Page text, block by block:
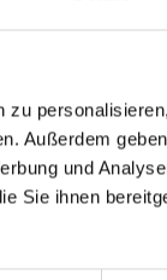
Außerdem
und
Sie ihnen